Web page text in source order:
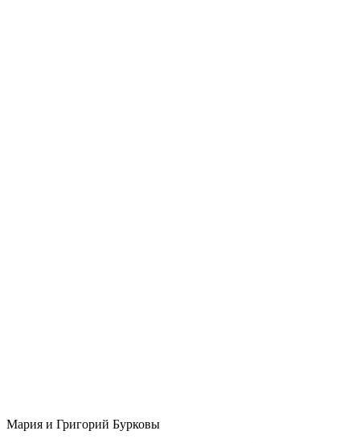
Мария и Григорий Бурковы